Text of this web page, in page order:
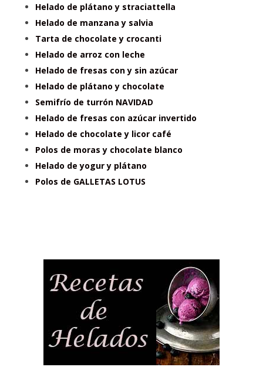
Helado de plátano y straciattella
Helado de manzana y salvia
Tarta de chocolate y crocanti
Helado de arroz con leche
Helado de fresas con y sin azúcar
Helado de plátano y chocolate
Semifrío de turrón NAVIDAD
Helado de fresas con azúcar invertido
Helado de chocolate y licor café
Polos de moras y chocolate blanco
Helado de yogur y plátano
Polos de GALLETAS LOTUS